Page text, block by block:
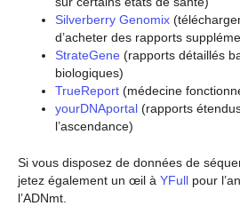
Silverberry Genomix
d’acheter des rapports
StrateGene (rapports détaillés
biologiques)
TrueReport (médecine
yourDNAportal (rapports
l’ascendance)
Si vous disposez de données de
jetez également un œil à YFull pour
l’ADNmt.